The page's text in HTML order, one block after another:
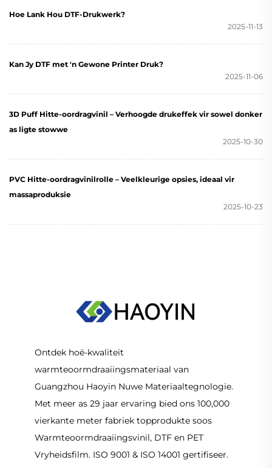
Hoe Lank Hou DTF-Drukwerk?
2025-11-13
Kan Jy DTF met 'n Gewone Printer Druk?
2025-11-06
3D Puff Hitte-oordragvinil – Verhoogde drukeffek vir sowel donker
as ligte stowwe
2025-10-30
PVC Hitte-oordragvinilrolle – Veelkleurige opsies, ideaal vir
massaproduksie
2025-10-23
Ontdek hoë-kwaliteit
warmteoormdraaiingsmateriaal van
Guangzhou Haoyin Nuwe Materiaaltegnologie.
Met meer as 29 jaar ervaring bied ons 100,000
vierkante meter fabriek topprodukte soos
Warmteoormdraaiingsvinil, DTF en PET
Vryheidsfilm. ISO 9001 & ISO 14001 gertifiseer.